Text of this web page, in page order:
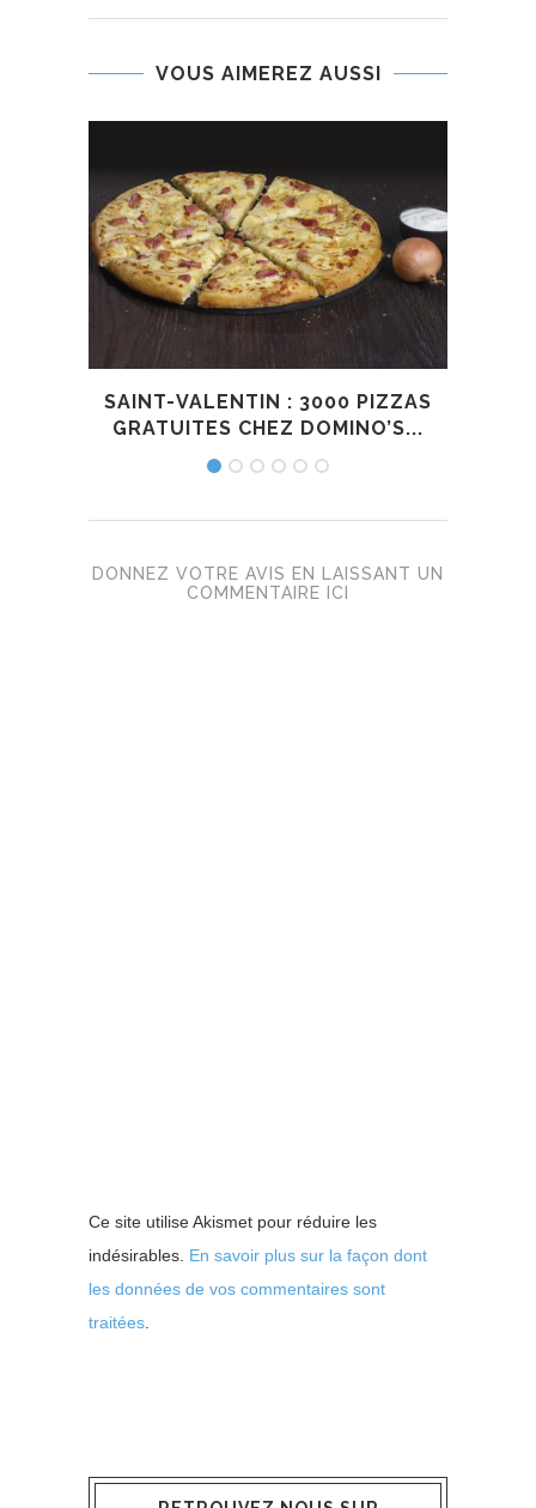
VOUS AIMEREZ AUSSI
SAINT-VALENTIN : 3000 PIZZAS
GRATUITES CHEZ DOMINO’S...
DONNEZ VOTRE AVIS EN LAISSANT UN
COMMENTAIRE ICI
Ce site utilise Akismet pour réduire les
indésirables. En savoir plus sur la façon dont
les données de vos commentaires sont
traitées